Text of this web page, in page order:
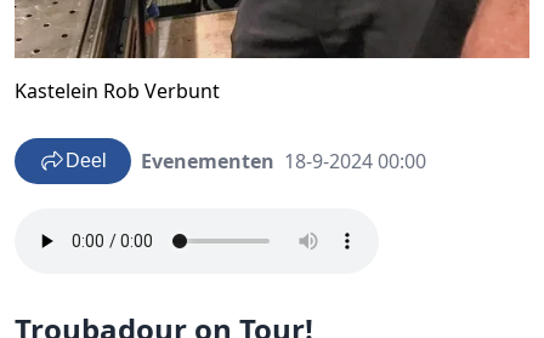
Kastelein Rob Verbunt
Deel Evenementen 18-9-2024 00:00
Troubadour on Tour!